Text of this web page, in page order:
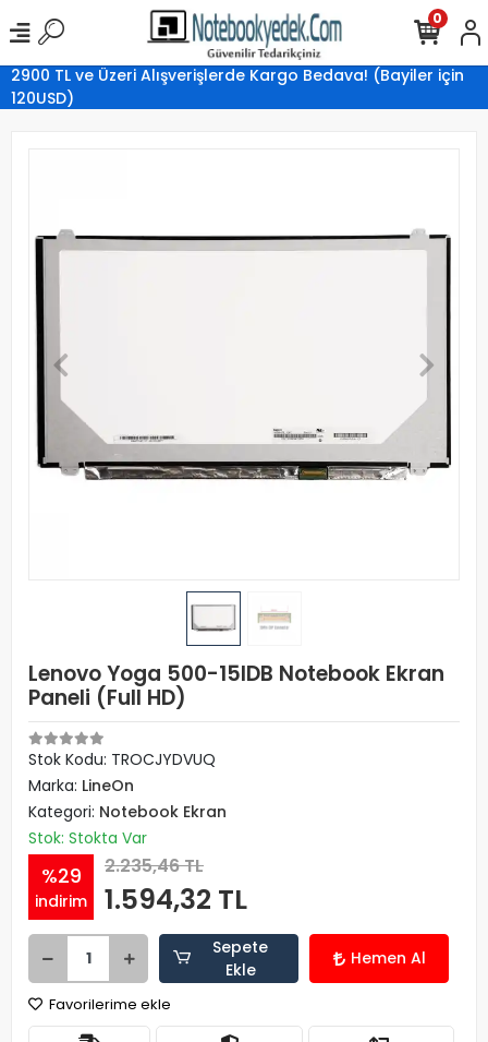
2900 TL ve Üzeri Alışverişlerde Kargo Bedava! (Bayiler için
120USD)
0
Lenovo Yoga 500-15IDB Notebook Ekran
Paneli (Full HD)
Stok Kodu: TROCJYDVUQ
Marka: LineOn
Kategori: Notebook Ekran
Stok: Stokta Var
%29
indirim
2.235,46 TL
1.594,32 TL
Sepete
Ekle
Hemen Al
Favorilerime ekle